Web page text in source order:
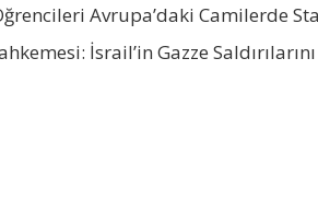
Avrupa’daki Camilerde
İsrail’in Gazze